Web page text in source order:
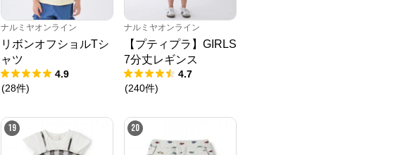
ナルミヤオンライン
リボンオフショルTシ
ャツ
4.9
(28件)
ナルミヤオンライン
【プティプラ】GIRLS
7分丈レギンス
4.7
(240件)
19 20